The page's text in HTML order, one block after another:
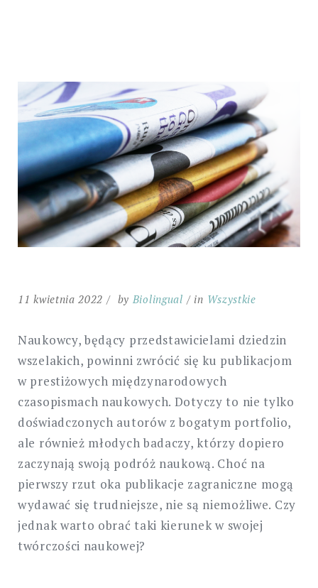
11 kwietnia 2022 by Biolingual in Wszystkie
Naukowcy, będący przedstawicielami dziedzin
wszelakich, powinni zwrócić się ku publikacjom
w prestiżowych międzynarodowych
czasopismach naukowych. Dotyczy to nie tylko
doświadczonych autorów z bogatym portfolio,
ale również młodych badaczy, którzy dopiero
zaczynają swoją podróż naukową. Choć na
pierwszy rzut oka publikacje zagraniczne mogą
wydawać się trudniejsze, nie są niemożliwe. Czy
jednak warto obrać taki kierunek w swojej
twórczości naukowej?